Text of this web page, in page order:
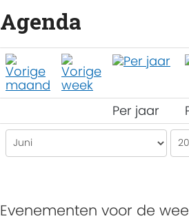
Agenda
Per jaar
Evenementen voor de